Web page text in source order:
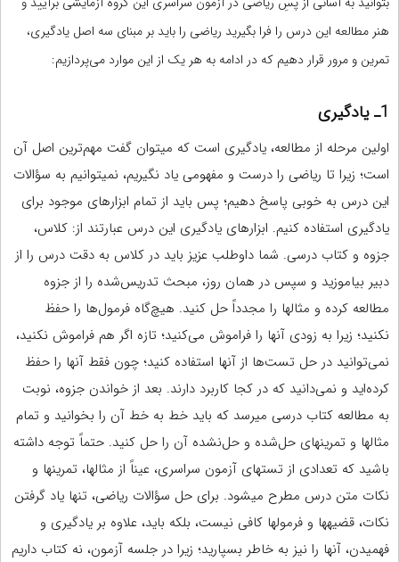
هنر مطالعه این درس را فرا بگیرید ریاضی را باید بر مبنای سه اصل یادگیری،
تمرین و مرور قرار دهیم که در ادامه به هر یک از این موارد می‌پردازیم:
1ـ یادگیری
اولین مرحله از مطالعه، یادگیری است که می‏توان گفت مهم‌ترین اصل آن
است؛ زیرا تا ریاضی را درست و مفهومی یاد نگیریم، نمی‏توانیم به سؤالات
این درس به خوبی پاسخ دهیم؛ پس باید از تمام ابزارهای موجود برای
یادگیری استفاده کنیم. ابزارهای یادگیری این درس عبارتند از: کلاس،
جزوه و کتاب درسی. شما داوطلب عزیز باید در کلاس به دقت درس را از
دبیر بیاموزید و سپس در همان روز، مبحث تدریس‌شده را از جزوه
مطالعه کرده و مثال‏ها را مجدداً حل کنید. هیچ‌گاه فرمول‌ها را حفظ
نکنید؛ زیرا به زودی آنها را فراموش می‌کنید؛ تازه اگر هم فراموش نکنید،
نمی‌توانید در حل تست‌ها از آنها استفاده کنید؛ چون فقط آنها را حفظ
کرده‌اید و نمی‌دانید که در کجا کاربرد دارند. بعد از خواندن جزوه، نوبت
به مطالعه‏ کتاب درسی می‏رسد که باید خط به خط آن را بخوانید و تمام
مثال‏ها و تمرین‏های حل‌شده و حل‌نشده آن را حل کنید. حتماً توجه داشته
باشید که تعدادی از تست‏های آزمون سراسری، عیناً از مثال‏ها، تمرین‏ها و
نکات متن درس مطرح می‏شود. برای حل سؤالات ریاضی، تنها یاد گرفتن
نکات، قضیه‏ها و فرمول‏ها کافی نیست، بلکه باید، علاوه بر یادگیری و
فهمیدن، آنها را نیز به خاطر بسپارید؛ زیرا در جلسه‏ آزمون، نه کتاب داریم